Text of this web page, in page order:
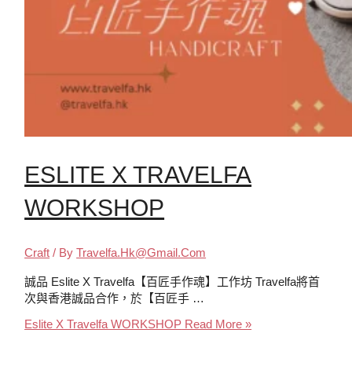
ESLITE X TRAVELFA
WORKSHOP
Craft / ByTravelfa.hk@gmail.com
誠品 Eslite X Travelfa【百匠手作魂】工作坊 Travelfa將首
次與香港誠品合作，於【百匠手 …
Eslite X Travelfa WORKSHOP Read More »